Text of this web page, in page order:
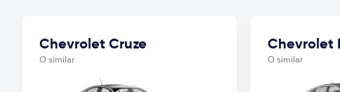
Chevrolet Cruze
O similar
Chevrolet
O similar